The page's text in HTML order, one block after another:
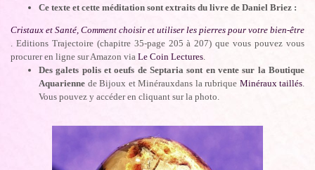
Ce texte et cette méditation sont extraits du livre de Daniel Briez :
Cristaux et Santé, Comment choisir et utiliser les pierres pour votre bien-être
. Editions Trajectoire (chapitre 35-page 205 à 207) que vous pouvez vous
procurer en ligne sur Amazon via Le Coin Lectures.
Des galets polis et oeufs de Septaria sont en vente sur la Boutique
Aquarienne de Bijoux et Minérauxdans la rubrique Minéraux taillés.
Vous pouvez y accéder en cliquant sur la photo.